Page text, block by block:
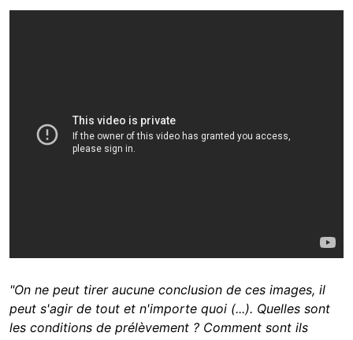
"On ne peut tirer aucune conclusion de ces images, il
peut s'agir de tout et n'importe quoi (...). Quelles sont
les conditions de prélèvement ? Comment sont ils